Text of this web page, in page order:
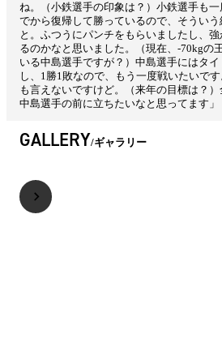
ね。（小鉄選手の印象は？）小鉄選手も
でから復帰して勝っているので、そういう
と。ふつうにパンチをもらいましたし、
るのかなと思いました。（現在、-70kgの
いる中島選手ですが？）中島選手にはタ
し、1勝1敗なので、もう一度戦いたいで
も言えないですけど。（来年の目標は？）
中島選手の前に立ちたいなと思ってます」
GALLERY ギャラリー